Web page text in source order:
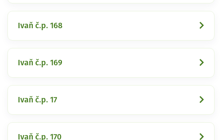
Ivaň č.p. 168
Ivaň č.p. 169
Ivaň č.p. 17
Ivaň č.p. 170